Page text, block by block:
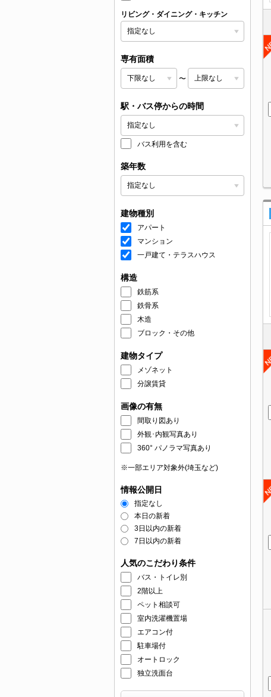
リビング・ダイニング・キッチン
専有面積
〜
駅・バス停からの時間
バス利用を含む
築年数
建物種別
アパート
マンション
一戸建て・テラスハウス
構造
鉄筋系
鉄骨系
木造
ブロック・その他
建物タイプ
メゾネット
分譲賃貸
画像の有無
間取り図あり
外観･内観写真あり
360° パノラマ写真あり
※一部エリア対象外(埼玉など)
情報公開日
指定なし
本日の新着
3日以内の新着
7日以内の新着
人気のこだわり条件
バス・トイレ別
2階以上
ペット相談可
室内洗濯機置場
エアコン付
駐車場付
オートロック
独立洗面台